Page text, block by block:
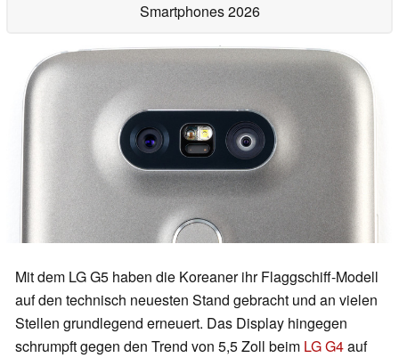
Smartphones 2026
Mit dem LG G5 haben die Koreaner ihr Flaggschiff-Modell
auf den technisch neuesten Stand gebracht und an vielen
Stellen grundlegend erneuert. Das Display hingegen
schrumpft gegen den Trend von 5,5 Zoll beim LG G4auf